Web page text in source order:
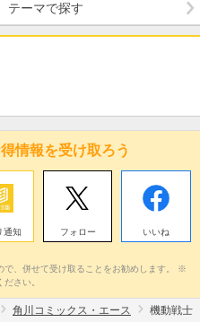
テーマで探す
情報を受け取ろう
通知 フォロー いいね
、併せて受け取ることをお勧めします。 ※
さい。
角川コミックス・エース
機動戦士